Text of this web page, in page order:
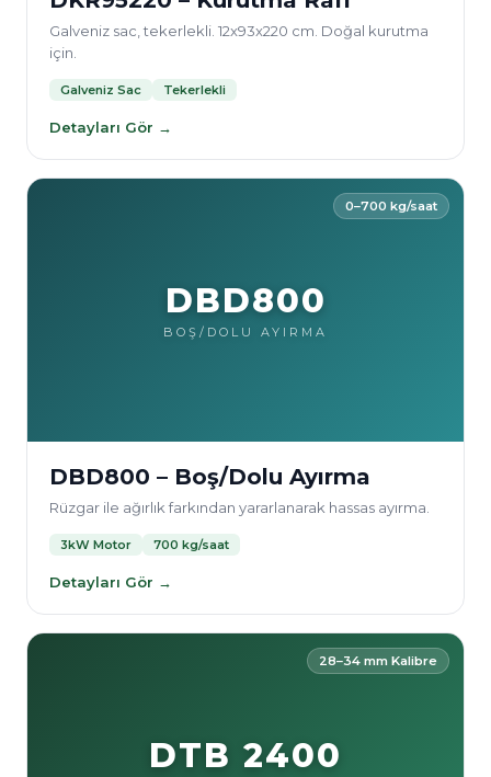
Galveniz sac, tekerlekli. 12x93x220 cm. Doğal kurutma
için.
Galveniz Sac Tekerlekli
Detayları Gör →
0–700 kg/saat
DBD800
BOŞ/DOLU AYIRMA
DBD800 – Boş/Dolu Ayırma
Rüzgar ile ağırlık farkından yararlanarak hassas ayırma.
3kW Motor 700 kg/saat
Detayları Gör →
28–34 mm Kalibre
DTB 2400